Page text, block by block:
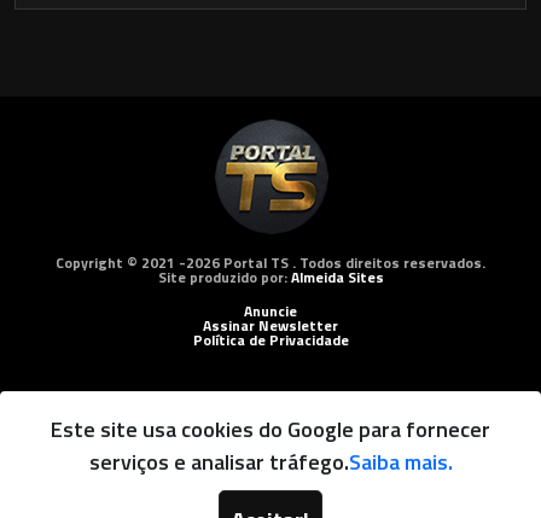
Copyright © 2021 -2026 Portal TS . Todos direitos reservados.
Site produzido por:Almeida Sites
Anuncie
Assinar Newsletter
Política de Privacidade
Este site usa cookies do Google para fornecer
serviços e analisar tráfego.Saiba mais.